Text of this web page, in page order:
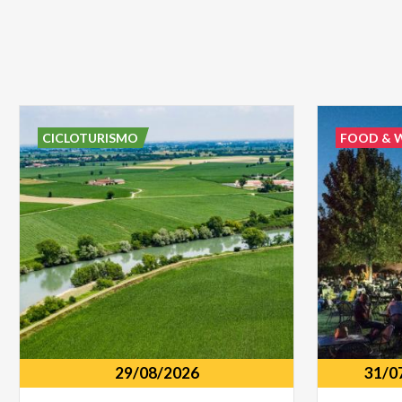
29/08/2026
CICLOTURISMO
31/
FOOD &